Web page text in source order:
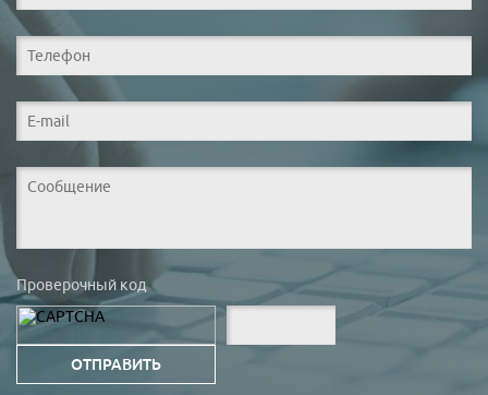
Проверочный код